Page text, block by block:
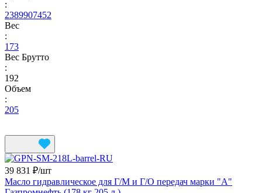
:
2389907452
Вес
:
173
Вес Брутто
:
192
Объем
:
205
39 831 ₽/шт
Масло гидравлическое для Г/М и Г/О передач марки "А"